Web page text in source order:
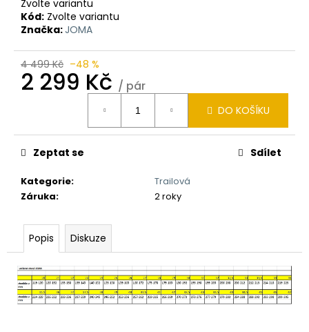
Zvolte variantu
Kód: Zvolte variantu
Značka:JOMA
4 499 Kč –48 %
2 299 Kč / pár
DO KOŠÍKU
Kategorie:
Trailová
Záruka: 2 roky
Zeptat se Sdílet
Popis Diskuze